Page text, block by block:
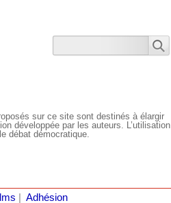
sur ce site sont destinés à élargir
développée par les auteurs. L’utilisation
débat démocratique.
Adhésion